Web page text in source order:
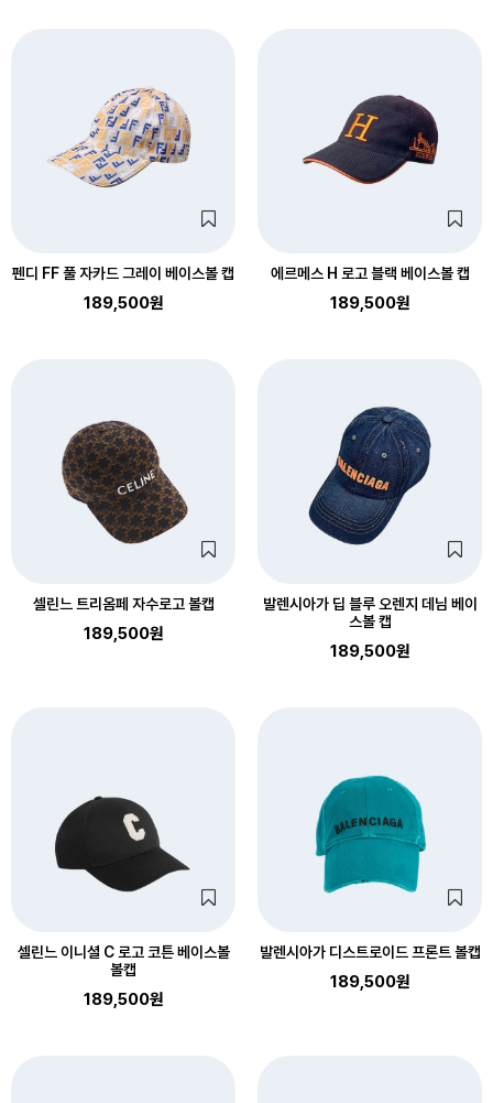
펜디 FF 풀 자카드 그레이 베이스볼 캡
189,500원
에르메스 H 로고 블랙 베이스볼 캡
189,500원
셀린느 트리옴페 자수로고 볼캡
189,500원
발렌시아가 딥 블루 오렌지 데님 베이
스볼 캡
189,500원
셀린느 이니셜 C 로고 코튼 베이스볼
볼캡
189,500원
발렌시아가 디스트로이드 프론트 볼캡
189,500원